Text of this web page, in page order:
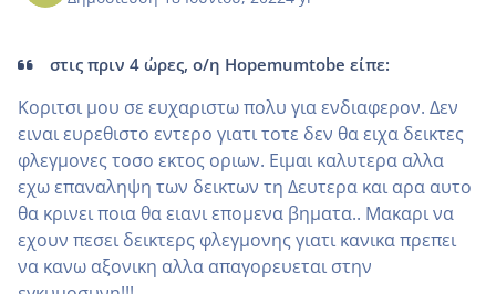
στις πριν 4 ώρες, ο/η Hopemumtobe είπε:
Κοριτσι μου σε ευχαριστω πολυ για ενδιαφερον. Δεν
ειναι ευρεθιστο εντερο γιατι τοτε δεν θα ειχα δεικτες
φλεγμονες τοσο εκτος οριων. Ειμαι καλυτερα αλλα
εχω επαναληψη των δεικτων τη Δευτερα και αρα αυτο
θα κρινει ποια θα ειανι επομενα βηματα.. Μακαρι να
εχουν πεσει δεικτερς φλεγμονης γιατι κανικα πρεπει
να κανω αξονικη αλλα απαγορευεται στην